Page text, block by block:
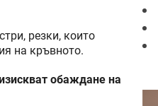
резки, които
на кръвното.
обаждане на